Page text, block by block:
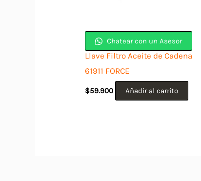
Chatear con un Asesor
Llave Filtro Aceite de Cadena
61911 FORCE
$59.900 Añadir al carrito